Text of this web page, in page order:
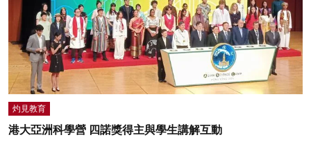
灼見教育
港大亞洲科學營 四諾獎得主與學生講解互動